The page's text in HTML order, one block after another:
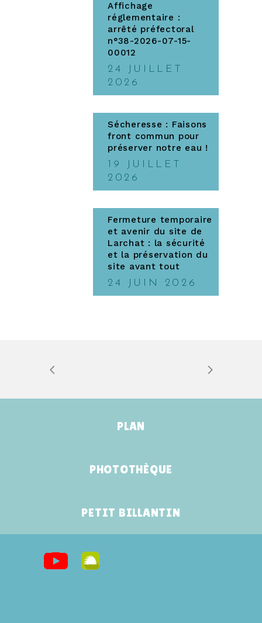
Affichage
réglementaire :
arrêté préfectoral
n°38-2026-07-15-
00012
24 JUILLET
2026
Sécheresse : Faisons
front commun pour
préserver notre eau !
19 JUILLET
2026
Fermeture temporaire
et avenir du site de
Larchat : la sécurité
et la préservation du
site avant tout
24 JUIN 2026
PLAN
PHOTOTHÈQUE
PETIT BILLANTIN